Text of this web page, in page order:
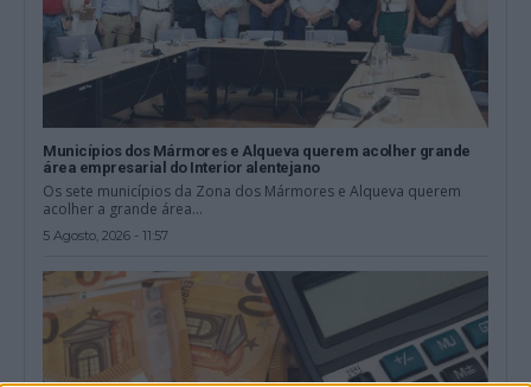
Municípios dos Mármores e Alqueva querem acolher grande
área empresarial do Interior alentejano
Os sete municípios da Zona dos Mármores e Alqueva querem
acolher a grande área...
5 Agosto, 2026 - 11:57